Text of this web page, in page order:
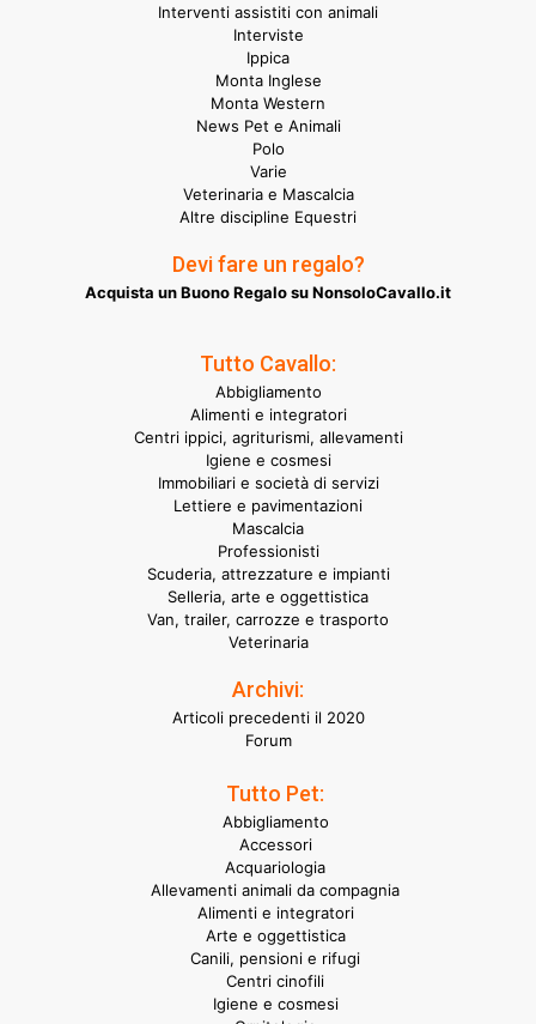
Interventi assistiti con animali
Interviste
Ippica
Monta Inglese
Monta Western
News Pet e Animali
Polo
Varie
Veterinaria e Mascalcia
Altre discipline Equestri
Devi fare un regalo?
Acquista un Buono Regalo su NonsoloCavallo.it
Tutto Cavallo:
Abbigliamento
Alimenti e integratori
Centri ippici, agriturismi, allevamenti
Igiene e cosmesi
Immobiliari e società di servizi
Lettiere e pavimentazioni
Mascalcia
Professionisti
Scuderia, attrezzature e impianti
Selleria, arte e oggettistica
Van, trailer, carrozze e trasporto
Veterinaria
Archivi:
Articoli precedenti il 2020
Forum
Tutto Pet:
Abbigliamento
Accessori
Acquariologia
Allevamenti animali da compagnia
Alimenti e integratori
Arte e oggettistica
Canili, pensioni e rifugi
Centri cinofili
Igiene e cosmesi